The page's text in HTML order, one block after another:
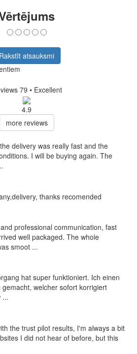
Rakstīt atsauksmi
79 • Excellent
4.9
more reviews
delivery was really fast and the
I will be buying again. The
thanks recomended
professional communication, fast
well packaged. The whole
smoot ...
hat super funktioniert. Ich einen
welcher sofort korrigiert
...
the trust pilot results, I'm always a bit
I did not hear of before, but this